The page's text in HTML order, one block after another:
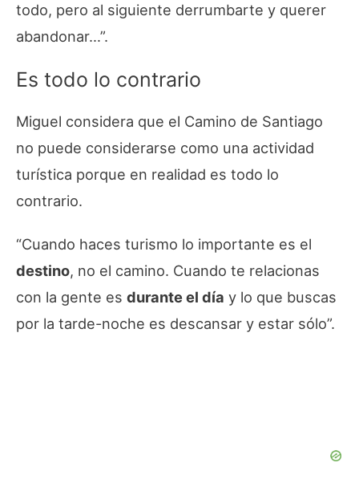
todo, pero al siguiente derrumbarte y querer
abandonar…”.
Es todo lo contrario
Miguel considera que el Camino de Santiago
no puede considerarse como una actividad
turística porque en realidad es todo lo
contrario.
“Cuando haces turismo lo importante es el
destino, no el camino. Cuando te relacionas
con la gente es durante el día y lo que buscas
por la tarde-noche es descansar y estar sólo”.